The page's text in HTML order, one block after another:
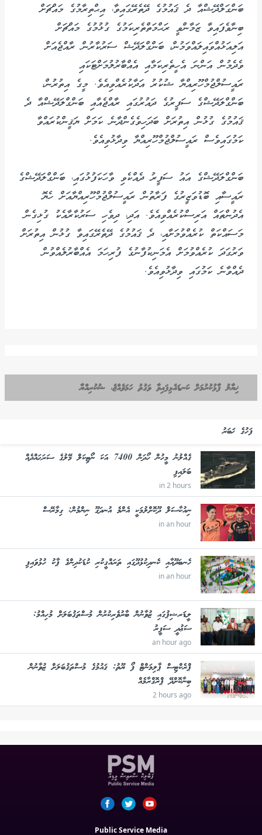
ބަންގަލްދޭޝްއާ ދެ ޤައުމުގެ ދޭތެރޭގައިވާ، އިޙްތިރާމުގެ މައްޗަށް
ބިނާވެފައިވާ ޒަމާންވީ ރަޙްމަތްތެރިކަމުގެ ގުޅުމުގެ މައްޗަށް
އަލިއަޅުއްވައިލައްވަމުން، ބަންގްލަދޭޝް ސަރުކާރުން ރާއްޖެއަށް
ވެދެމުން އަންނަ އެހީތެރިކަމާއި އެއްބާރުލުމަށްޓަކައި
ރައީސުލްޖުމްހޫރިއްޔާ ޝުކުރު އަދާކުރެއްވިއެވެ. މީގެ އިތުރުން،
ބަންގްލަދޭޝްގެ ސަފީރުގެ ދައުރުގައި ރާއްޖެއާއި ބަންގްލަދޭޝްއާ ދެ
ޤައުމުގެ ގުޅުން އިތުރަށް ބަދަހިވެގެންދާނެ ކަމަށް ޔަޤީންކުރައްވާ
ކަމުގައިވެސް ރައީސުލްޖުމްހޫރިއްޔާ ވިދާޅުވިއެވެ.
ބަންގްލަދޭޝްގެ އައު ސަފީރު ދެއްކެވި ވާހަކަފުޅުގައި، ބަންގްލަދޭޝްގެ
ރައީސާއި ބޮޑުވަޒީރުގެ ފަރާތުން ރައީސުލްޖުމްހޫރިއްޔާއަށް ހެޔޮ
އެދުންތައް އަރިސްކުރެއްވިއެވެ. އަދި، ދިވެހި ސަރުކާރާއެކު ގުޅިގެން
މަސައްކަތް ކުރެއްވުމަށާއި، ދެ ޤައުމުގެ ދޭތެރޭގައިވާ ގުޅުން އިތުރަށް
ވަރުގަދަ ކުރެއްވުމަށް އެމަނިކުފާނުގެ ފުރިހަމަ އެއްބާރުލެއްވުން
ދެއްވާނެ ކަމުގައި ވިދާޅުވިއެވެ.
ޚިޔާލު ފާޅުކުރުމަށް ކަނޑައެޅިފައިވާ ވަގުތު ހަމަވެއްޖެ، ޝުކުރިއްޔާ
ފަހުގެ ޚަބަރު
ގެއްލުނު މީހުން ހޯދަން 7400 އަކަ ނޯޓިކަލް މޭލުގެ ސަރަޙައްދެއް
ބަލައިފި
in 2 hours
ނިއުކާސަލް ދޫކޮށްލުމަކީ އެންމެ އުނދަގޫ ނިންމުން: ގިމާރޭސް
in an hour
ހެނބަދޫއާއި ކެނދިކުޅުދޫގައި ތަރައްޤީކުރި ކުޑަކުދިންގެ ޕާކު ހުޅުވައިފި
in an hour
ލީޑަރޝިޕުގައި ޒުވާނުން ބާރުވެރިކުރުން މުސްތަޤުބަލަށް މުހިއްމު:
ސަޢުދީ ސަފީރު
an hour ago
ޕްރެކްޓިސް ޕާލިމަންޓް ފޯ ޔޫތު: ޤައުމުގެ މުސްތަޤުބަލަށް ޒުވާނުން
ބިނާކޮށްދޭ ޕްރޮގްރާމެއް
2 hours ago
Public Service Media